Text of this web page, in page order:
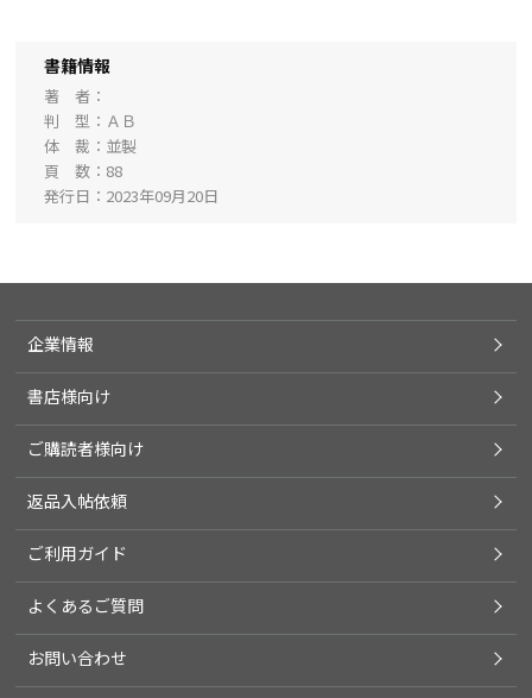
書籍情報
著 者
判 型
ＡＢ
体 裁
並製
頁 数
88
発行日
2023年09月20日
企業情報
書店様向け
ご購読者様向け
返品入帖依頼
ご利用ガイド
よくあるご質問
お問い合わせ